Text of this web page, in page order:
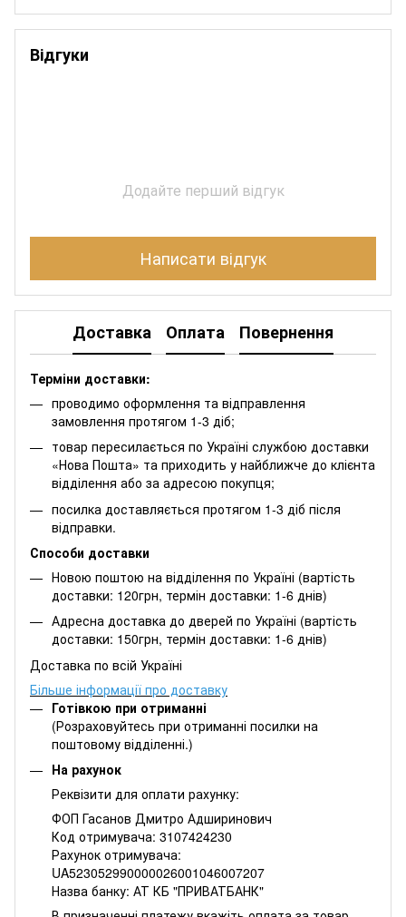
Відгуки
Додайте перший відгук
Написати відгук
Доставка Оплата Повернення
Терміни доставки:
проводимо оформлення та відправлення
замовлення протягом 1-3 діб;
товар пересилається по Україні службою доставки
«Нова Пошта» та приходить у найближче до клієнта
відділення або за адресою покупця;
посилка доставляється протягом 1-3 діб після
відправки.
Способи доставки
Новою поштою на відділення по Україні (вартість
доставки: 120грн, термін доставки: 1-6 днів)
Адресна доставка до дверей по Україні (вартість
доставки: 150грн, термін доставки: 1-6 днів)
Доставка по всій Україні
Більше інформації про доставку
Готівкою при отриманні
(Розраховуйтесь при отриманні посилки на
поштовому відділенні.)
На рахунок
Реквізити для оплати рахунку:
ФОП Гасанов Дмитро Адширинович
Код отримувача: 3107424230
Рахунок отримувача:
UA523052990000026001046007207
Назва банку: АТ КБ "ПРИВАТБАНК"